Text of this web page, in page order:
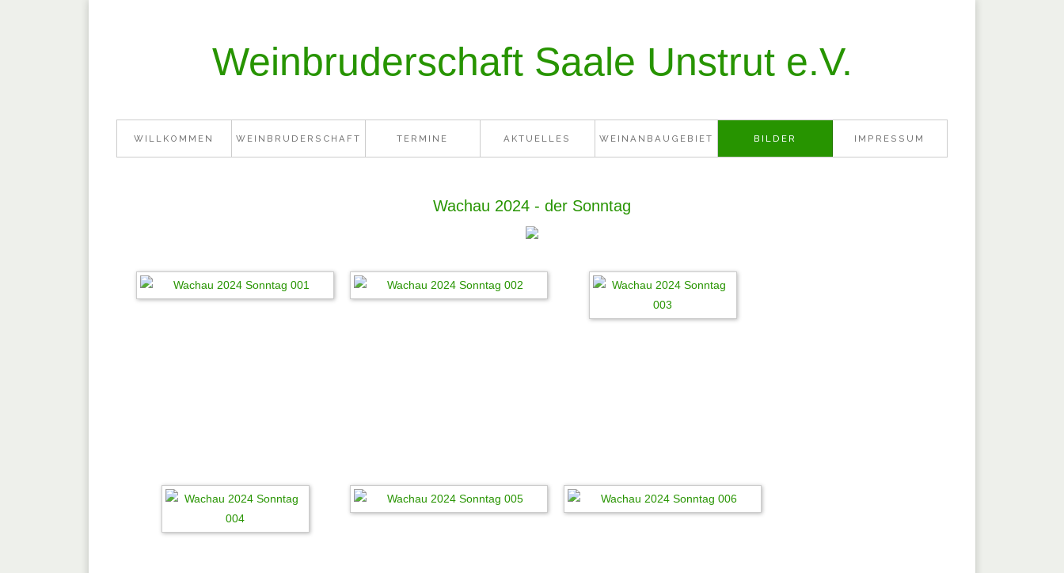
Weinbruderschaft Saale Unstrut e.V.
WILLKOMMEN WEINBRUDERSCHAFT TERMINE AKTUELLES WEINANBAUGEBIET BILDER IMPRESSUM
Wachau 2024 - der Sonntag